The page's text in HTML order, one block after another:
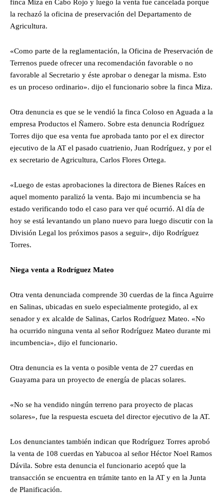
finca Miza en Cabo Rojo y luego la venta fue cancelada porque
la rechazó la oficina de preservación del Departamento de
Agricultura.
«Como parte de la reglamentación, la Oficina de Preservación de
Terrenos puede ofrecer una recomendación favorable o no
favorable al Secretario y éste aprobar o denegar la misma. Esto
es un proceso ordinario». dijo el funcionario sobre la finca Miza.
Otra denuncia es que se le vendió la finca Coloso en Aguada a la
empresa Productos el Ñamero. Sobre esta denuncia Rodríguez
Torres dijo que esa venta fue aprobada tanto por el ex director
ejecutivo de la AT el pasado cuatrienio, Juan Rodríguez, y por el
ex secretario de Agricultura, Carlos Flores Ortega.
«Luego de estas aprobaciones la directora de Bienes Raíces en
aquel momento paralizó la venta. Bajo mi incumbencia se ha
estado verificando todo el caso para ver qué ocurrió. Al día de
hoy se está levantando un plano nuevo para luego discutir con la
División Legal los próximos pasos a seguir», dijo Rodríguez
Torres.
Niega venta a Rodríguez Mateo
Otra venta denunciada comprende 30 cuerdas de la finca Aguirre
en Salinas, ubicadas en suelo especialmente protegido, al ex
senador y ex alcalde de Salinas, Carlos Rodríguez Mateo. «No
ha ocurrido ninguna venta al señor Rodríguez Mateo durante mi
incumbencia», dijo el funcionario.
Otra denuncia es la venta o posible venta de 27 cuerdas en
Guayama para un proyecto de energía de placas solares.
«No se ha vendido ningún terreno para proyecto de placas
solares», fue la respuesta escueta del director ejecutivo de la AT.
Los denunciantes también indican que Rodríguez Torres aprobó
la venta de 108 cuerdas en Yabucoa al señor Héctor Noel Ramos
Dávila. Sobre esta denuncia el funcionario aceptó que la
transacción se encuentra en trámite tanto en la AT y en la Junta
de Planificación.